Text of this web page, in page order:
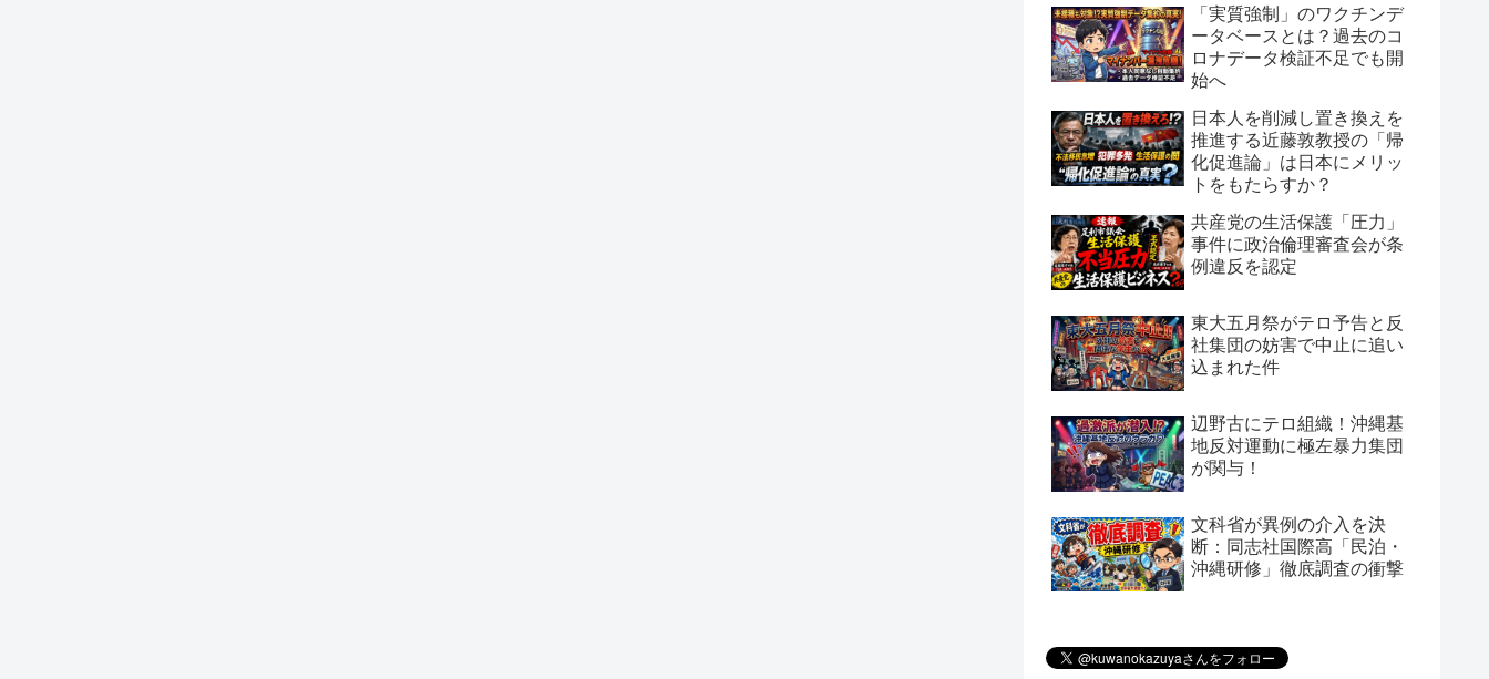
「実質強制」のワクチンデ
ータベースとは？過去のコ
ロナデータ検証不足でも開
始へ
日本人を削減し置き換えを
推進する近藤敦教授の「帰
化促進論」は日本にメリッ
トをもたらすか？
共産党の生活保護「圧力」
事件に政治倫理審査会が条
例違反を認定
東大五月祭がテロ予告と反
社集団の妨害で中止に追い
込まれた件
辺野古にテロ組織！沖縄基
地反対運動に極左暴力集団
が関与！
文科省が異例の介入を決
断：同志社国際高「民泊・
沖縄研修」徹底調査の衝撃